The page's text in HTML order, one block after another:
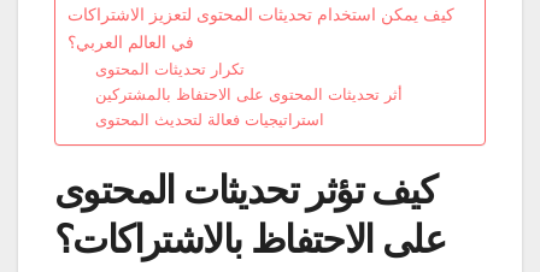
كيف يمكن استخدام تحديثات المحتوى لتعزيز الاشتراكات
في العالم العربي؟
تكرار تحديثات المحتوى
أثر تحديثات المحتوى على الاحتفاظ بالمشتركين
استراتيجيات فعالة لتحديث المحتوى
كيف تؤثر تحديثات المحتوى
على الاحتفاظ بالاشتراكات؟